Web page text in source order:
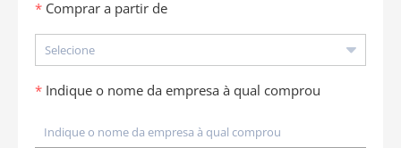
Comprar a partir de
Indique o nome da empresa à qual comprou